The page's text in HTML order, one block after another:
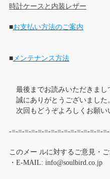
時計ケースと内装レザー
■お支払い方法のご案内
■メンテナンス方法
最後までお読みいただきまし
誠にありがとうございました
次回もどうぞよろしくお願い
-=-=-=-=-=-=-=-=-=-=-=-=-=-=-
このメー ルに対するご意見・
・E-MAIL: info@soulbird.co.jp